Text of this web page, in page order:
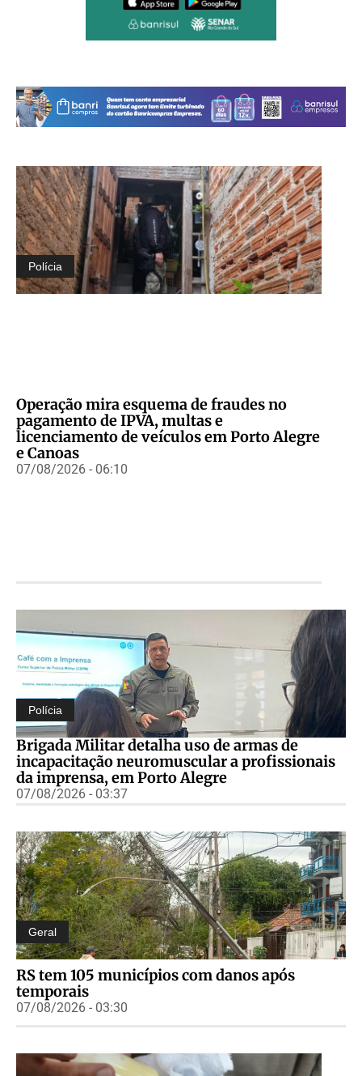
Polícia
Operação mira esquema de fraudes no
pagamento de IPVA, multas e
licenciamento de veículos em Porto Alegre
e Canoas
07/08/2026 - 06:10
Polícia
Brigada Militar detalha uso de armas de
incapacitação neuromuscular a profissionais
da imprensa, em Porto Alegre
07/08/2026 - 03:37
Geral
RS tem 105 municípios com danos após
temporais
07/08/2026 - 03:30